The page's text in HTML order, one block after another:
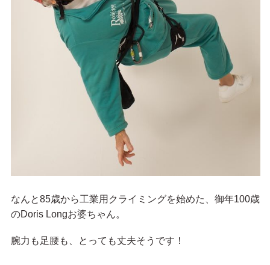
なんと85歳から工業用クライミングを始めた、御年100歳
のDoris Longお婆ちゃん。
腕力も足腰も、とっても丈夫そうです！